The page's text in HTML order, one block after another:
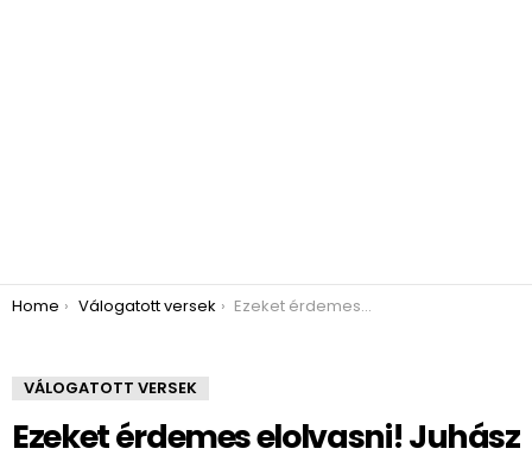
You are here:
Home Válogatott versek Ezeket érdemes elolvasni! Juhász Gyula 5 remek verse
VÁLOGATOTT VERSEK
Ezeket érdemes elolvasni! Juhász